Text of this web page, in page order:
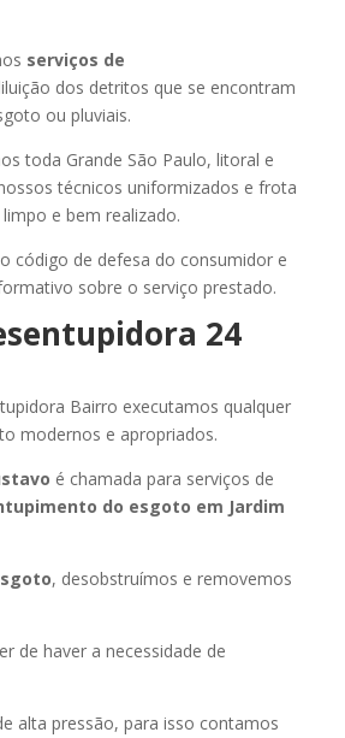
serviços de
dos detritos que se encontram
ou pluviais.
toda Grande São Paulo, litoral e
técnicos uniformizados e frota
e bem realizado.
código de defesa do consumidor e
sobre o serviço prestado.
24
Bairro executamos qualquer
modernos e apropriados.
é chamada para serviços de
do esgoto em Jardim
, desobstruímos e removemos
de haver a necessidade de
alta pressão, para isso contamos